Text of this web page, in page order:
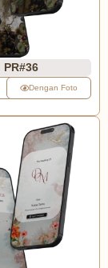
PR#36
Dengan Foto